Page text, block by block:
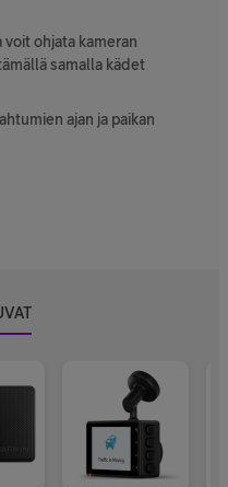
voit ohjata kameran
samalla kädet
ajan ja paikan